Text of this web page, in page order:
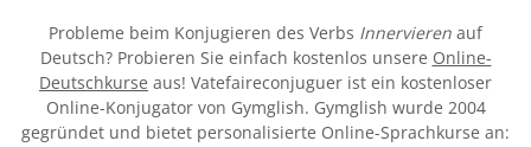
Probleme beim Konjugieren des Verbs Innervieren auf
Deutsch? Probieren Sie einfach kostenlos unsere Online-
Deutschkurse aus! Vatefaireconjuguer ist ein kostenloser
Online-Konjugator von Gymglish. Gymglish wurde 2004
gegründet und bietet personalisierte Online-Sprachkurse an: